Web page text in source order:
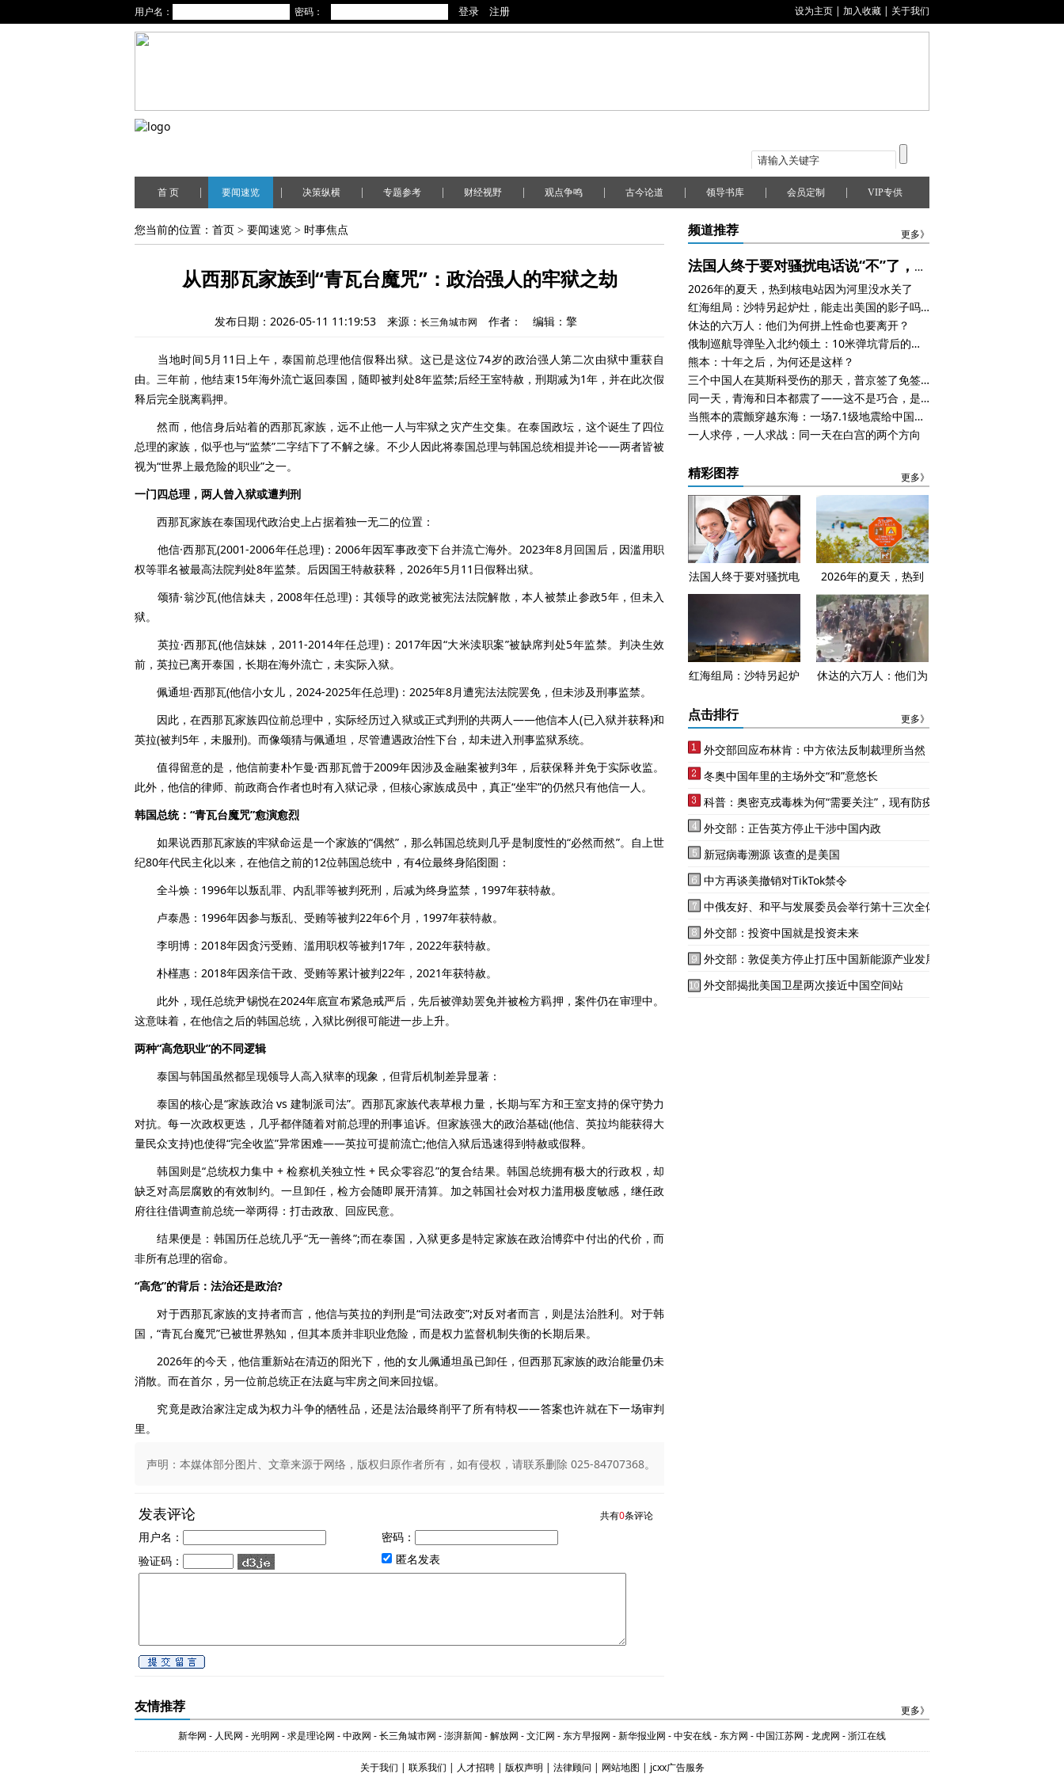
用户名： 密码： 设为主页 | 加入收藏 | 关于我们
首 页 要闻速览 决策纵横 专题参考 财经视野 观点争鸣 古今论道 领导书库 会员定制 VIP专供
您当前的位置： 首页 > 要闻速览 > 时事焦点
从西那瓦家族到“青瓦台魔咒”：政治强人的牢狱之劫
发布日期：2026-05-11 11:19:53 来源： 长三角城市网 作者： 编辑：擎
当地时间5月11日上午，泰国前总理他信假释出狱。这已是这位74岁的政治强人第二次由狱中重获自
由。三年前，他结束15年海外流亡返回泰国，随即被判处8年监禁;后经王室特赦，刑期减为1年，并在此次假
释后完全脱离羁押。
然而，他信身后站着的西那瓦家族，远不止他一人与牢狱之灾产生交集。在泰国政坛，这个诞生了四位
总理的家族，似乎也与“监禁”二字结下了不解之缘。不少人因此将泰国总理与韩国总统相提并论——两者皆被
视为“世界上最危险的职业”之一。
一门四总理，两人曾入狱或遭判刑
西那瓦家族在泰国现代政治史上占据着独一无二的位置：
他信·西那瓦(2001-2006年任总理)：2006年因军事政变下台并流亡海外。2023年8月回国后，因滥用职
权等罪名被最高法院判处8年监禁。后因国王特赦获释，2026年5月11日假释出狱。
颂猜·翁沙瓦(他信妹夫，2008年任总理)：其领导的政党被宪法法院解散，本人被禁止参政5年，但未入
狱。
英拉·西那瓦(他信妹妹，2011-2014年任总理)：2017年因“大米渎职案”被缺席判处5年监禁。判决生效
前，英拉已离开泰国，长期在海外流亡，未实际入狱。
佩通坦·西那瓦(他信小女儿，2024-2025年任总理)：2025年8月遭宪法法院罢免，但未涉及刑事监禁。
因此，在西那瓦家族四位前总理中，实际经历过入狱或正式判刑的共两人——他信本人(已入狱并获释)和
英拉(被判5年，未服刑)。而像颂猜与佩通坦，尽管遭遇政治性下台，却未进入刑事监狱系统。
值得留意的是，他信前妻朴乍曼·西那瓦曾于2009年因涉及金融案被判3年，后获保释并免于实际收监。
此外，他信的律师、前政商合作者也时有入狱记录，但核心家族成员中，真正“坐牢”的仍然只有他信一人。
韩国总统：“青瓦台魔咒”愈演愈烈
如果说西那瓦家族的牢狱命运是一个家族的“偶然”，那么韩国总统则几乎是制度性的“必然而然”。自上世
纪80年代民主化以来，在他信之前的12位韩国总统中，有4位最终身陷囹圄：
全斗焕：1996年以叛乱罪、内乱罪等被判死刑，后减为终身监禁，1997年获特赦。
卢泰愚：1996年因参与叛乱、受贿等被判22年6个月，1997年获特赦。
李明博：2018年因贪污受贿、滥用职权等被判17年，2022年获特赦。
朴槿惠：2018年因亲信干政、受贿等累计被判22年，2021年获特赦。
此外，现任总统尹锡悦在2024年底宣布紧急戒严后，先后被弹劾罢免并被检方羁押，案件仍在审理中。
这意味着，在他信之后的韩国总统，入狱比例很可能进一步上升。
两种“高危职业”的不同逻辑
泰国与韩国虽然都呈现领导人高入狱率的现象，但背后机制差异显著：
泰国的核心是“家族政治 vs 建制派司法”。西那瓦家族代表草根力量，长期与军方和王室支持的保守势力
对抗。每一次政权更迭，几乎都伴随着对前总理的刑事追诉。但家族强大的政治基础(他信、英拉均能获得大
量民众支持)也使得“完全收监”异常困难——英拉可提前流亡;他信入狱后迅速得到特赦或假释。
韩国则是“总统权力集中 + 检察机关独立性 + 民众零容忍”的复合结果。韩国总统拥有极大的行政权，却
缺乏对高层腐败的有效制约。一旦卸任，检方会随即展开清算。加之韩国社会对权力滥用极度敏感，继任政
府往往借调查前总统一举两得：打击政敌、回应民意。
结果便是：韩国历任总统几乎“无一善终”;而在泰国，入狱更多是特定家族在政治博弈中付出的代价，而
非所有总理的宿命。
“高危”的背后：法治还是政治?
对于西那瓦家族的支持者而言，他信与英拉的判刑是“司法政变”;对反对者而言，则是法治胜利。对于韩
国，“青瓦台魔咒”已被世界熟知，但其本质并非职业危险，而是权力监督机制失衡的长期后果。
2026年的今天，他信重新站在清迈的阳光下，他的女儿佩通坦虽已卸任，但西那瓦家族的政治能量仍未
消散。而在首尔，另一位前总统正在法庭与牢房之间来回拉锯。
究竟是政治家注定成为权力斗争的牺牲品，还是法治最终削平了所有特权——答案也许就在下一场审判
里。
声明：本媒体部分图片、文章来源于网络，版权归原作者所有，如有侵权，请联系删除 025-84707368。
发表评论 共有0条评论
用户名：
密码：
验证码：
匿名发表
频道推荐 更多》
法国人终于要对骚扰电话说“不”了，但挨刀的可能是摩洛哥打工人
2026年的夏天，热到核电站因为河里没水关了
红海组局：沙特另起炉灶，能走出美国的影子吗？
休达的六万人：他们为何拼上性命也要离开？
俄制巡航导弹坠入北约领土：10米弹坑背后的战争边界
熊本：十年之后，为何还是这样？
三个中国人在莫斯科受伤的那天，普京签了免签令
同一天，青海和日本都震了——这不是巧合，是地壳在说话
当熊本的震颤穿越东海：一场7.1级地震给中国的“压力测试”
一人求停，一人求战：同一天在白宫的两个方向
精彩图荐 更多》
法国人终于要对骚扰电
话说“不”了，但挨刀的
2026年的夏天，热到
核电站因为河里没水关
了
红海组局：沙特另起炉
吗？
休达的六万人：他们为
点击排行 更多》
外交部回应布林肯：中方依法反制裁理所当然
冬奥中国年里的主场外交“和”意悠长
外交部：正告英方停止干涉中国内政
新冠病毒溯源 该查的是美国
中方再谈美撤销对TikTok禁令
外交部：投资中国就是投资未来
外交部：敦促美方停止打压中国新能源产业发展
外交部揭批美国卫星两次接近中国空间站
友情推荐 更多》
新华网 - 人民网 -光明网 -求是理论网 -中政网 -长三角城市网 -澎湃新闻 -解放网 -文汇网 -东方早报网 -新华报业网 -中安在线-东方网 -中国江苏网 -龙虎网 -浙江在线
关于我们 | 联系我们 | 人才招聘| 版权声明 | 法律顾问 | 网站地图 | jcxx广告服务